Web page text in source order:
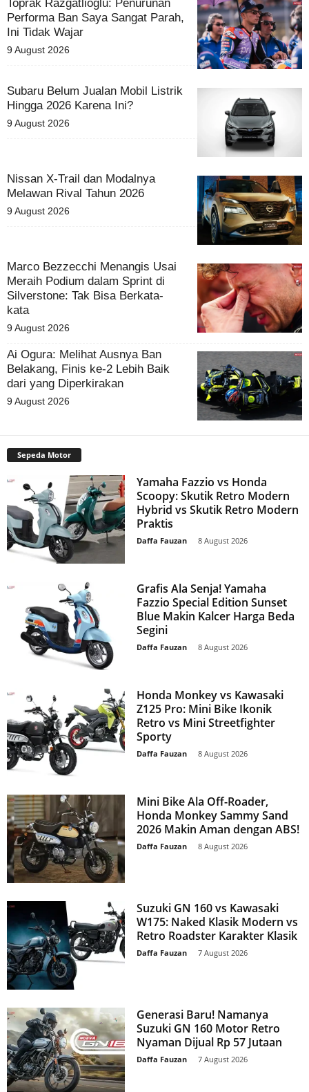
Toprak Razgatlioglu: Penurunan
Performa Ban Saya Sangat Parah,
Ini Tidak Wajar
9 August 2026
Subaru Belum Jualan Mobil Listrik
Hingga 2026 Karena Ini?
9 August 2026
Nissan X-Trail dan Modalnya
Melawan Rival Tahun 2026
9 August 2026
Marco Bezzecchi Menangis Usai
Meraih Podium dalam Sprint di
Silverstone: Tak Bisa Berkata-
kata
9 August 2026
Ai Ogura: Melihat Ausnya Ban
Belakang, Finis ke-2 Lebih Baik
dari yang Diperkirakan
9 August 2026
Sepeda Motor
Yamaha Fazzio vs Honda
Scoopy: Skutik Retro Modern
Hybrid vs Skutik Retro Modern
Praktis
Daffa Fauzan 8 August 2026
Grafis Ala Senja! Yamaha
Fazzio Special Edition Sunset
Blue Makin Kalcer Harga Beda
Segini
Daffa Fauzan 8 August 2026
Honda Monkey vs Kawasaki
Z125 Pro: Mini Bike Ikonik
Retro vs Mini Streetfighter
Sporty
Daffa Fauzan 8 August 2026
Mini Bike Ala Off-Roader,
Honda Monkey Sammy Sand
2026 Makin Aman dengan ABS!
Daffa Fauzan 8 August 2026
Suzuki GN 160 vs Kawasaki
W175: Naked Klasik Modern vs
Retro Roadster Karakter Klasik
Daffa Fauzan 7 August 2026
Generasi Baru! Namanya
Suzuki GN 160 Motor Retro
Nyaman Dijual Rp 57 Jutaan
Daffa Fauzan 7 August 2026